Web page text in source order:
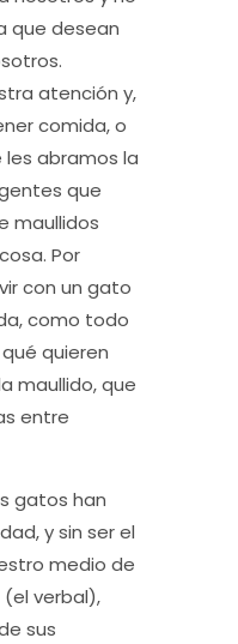
que desean
atención y,
comida, o
les abramos la
que
maullidos
Por
con un gato
como todo
quieren
maullido, que
entre
gatos han
y sin ser el
medio de
verbal),
sus